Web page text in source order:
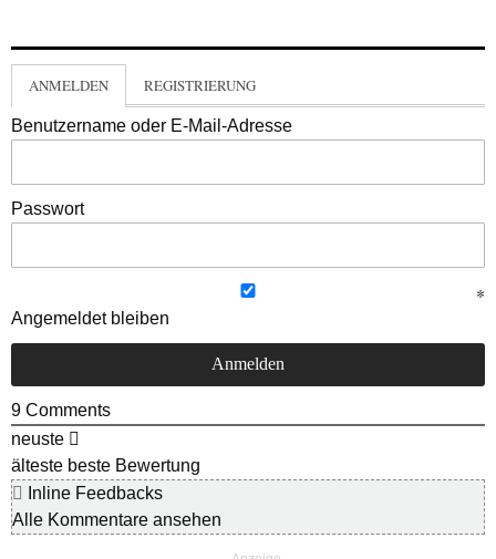
ANMELDEN REGISTRIERUNG
Benutzername oder E-Mail-Adresse
Passwort
Angemeldet bleiben
9 Comments
neuste
älteste beste Bewertung
Inline Feedbacks
Alle Kommentare ansehen